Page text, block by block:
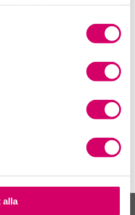
alla
för yrkeshögskolan